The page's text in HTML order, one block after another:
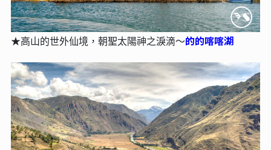
★高山的世外仙境，朝聖太陽神之淚滴～的的喀喀湖